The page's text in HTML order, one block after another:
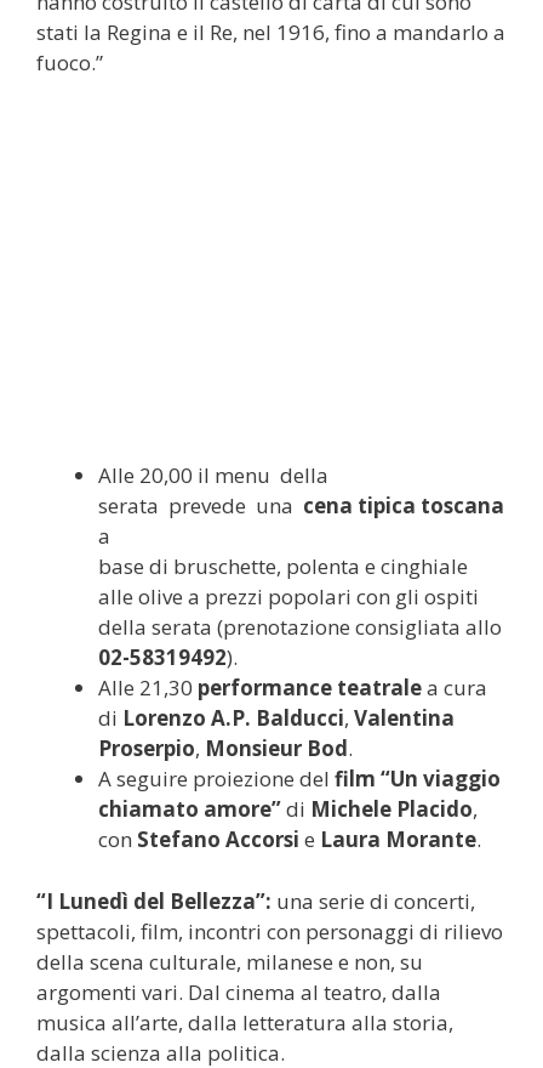
stati la Regina e il Re, nel 1916, fino a mandarlo a
fuoco.”
Alle 20,00 il menu della
serata prevede una cena tipica toscana
a
base di bruschette, polenta e cinghiale
alle olive a prezzi popolari con gli ospiti
della serata (prenotazione consigliata allo
02-58319492).
Alle 21,30 performance teatralea cura
di Lorenzo A.P. Balducci, Valentina
Proserpio, Monsieur Bod.
A seguire proiezione del film “Un viaggio
chiamato amore”di Michele Placido,
con Stefano Accorsi e Laura Morante.
“I Lunedì del Bellezza”: una serie di concerti,
spettacoli, film, incontri con personaggi di rilievo
della scena culturale, milanese e non, su
argomenti vari. Dal cinema al teatro, dalla
musica all’arte, dalla letteratura alla storia,
dalla scienza alla politica.